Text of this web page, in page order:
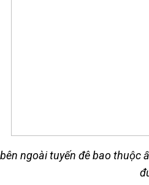
ngoài tuyến đê bao thuộc